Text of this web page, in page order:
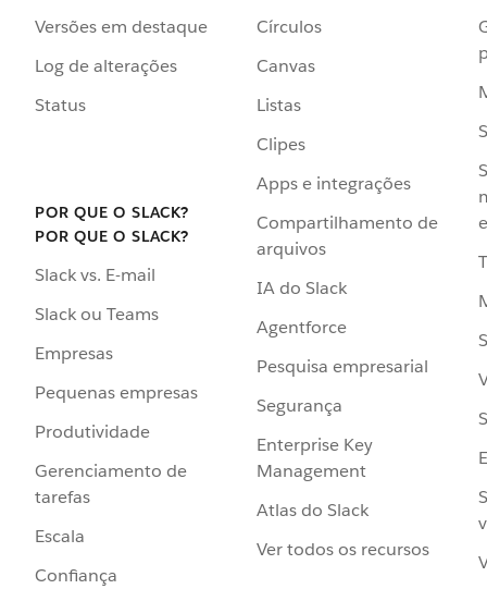
Versões em destaque
Log de alterações
Status
POR QUE O SLACK?
POR QUE O SLACK?
Slack vs. E-mail
Slack ou Teams
Empresas
Pequenas empresas
Produtividade
Gerenciamento de
tarefas
Escala
Confiança
Círculos
Canvas
Listas
Clipes
Apps e integrações
Compartilhamento de
arquivos
IA do Slack
Agentforce
Pesquisa empresarial
Segurança
Enterprise Key
Management
Atlas do Slack
Ver todos os recursos